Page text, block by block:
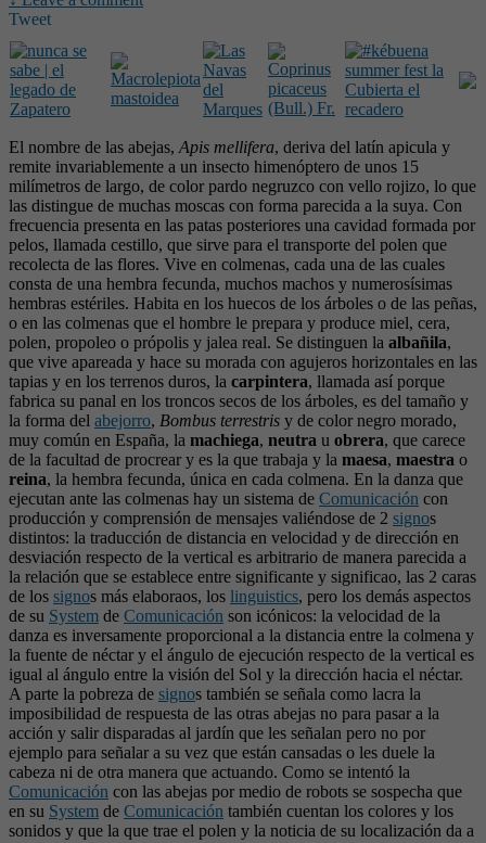
Tweet
El nombre de las abejas, Apis mellifera, deriva del latín apicula y
remite invariablemente a un insecto himenóptero de unos 15
milímetros de largo, de color pardo negruzco con vello rojizo, lo que
las distingue de muchas moscas con forma parecida a la suya. Con
frecuencia presenta en las patas posteriores una cavidad formada por
pelos, llamada cestillo, que sirve para el transporte del polen que
recolecta de las flores. Vive en colmenas, cada una de las cuales
consta de una hembra fecunda, muchos machos y numerosísimas
hembras estériles. Habita en los huecos de los árboles o de las peñas,
o en las colmenas que el hombre le prepara y produce miel, cera,
polen, propoleo o própolis y jalea real. Se distinguen la albañila,
que vive apareada y hace su morada con agujeros horizontales en las
tapias y en los terrenos duros, la carpintera, llamada así porque
fabrica su panal en los troncos secos de los árboles, es del tamaño y
la forma del abejorro, Bombus terrestris y de color negro morado,
muy común en España, la machiega, neutra u obrera, que carece
de la facultad de procrear y es la que trabaja y la maesa, maestra o
reina, la hembra fecunda, única en cada colmena. En la danza que
ejecutan ante las colmenas hay un sistema de Comunicación con
producción y comprensión de mensajes valiéndose de 2 signos
distintos: la traducción de distancia en velocidad y de dirección en
desviación respecto de la vertical es arbitrario de manera parecida a
la relación que se establece entre significante y significao, las 2 caras
de los signos más elaboraos, los linguistics, pero los demás aspectos
de su System de Comunicación son icónicos: la velocidad de la
danza es inversamente proporcional a la distancia entre la colmena y
la fuente de néctar y el ángulo de ejecución respecto de la vertical es
igual al ángulo entre la visión del Sol y la dirección hacia el néctar.
A parte la pobreza de signos también se señala como lacra la
imposibilidad de respuesta de las otras abejas no para pasar a la
acción y salir disparadas al jardín que les señalan pero no por
ejemplo para señalar a su vez que están cansadas o les duele la
cabeza ni de otra manera que actuando. Como se intentó la
Comunicación con las abejas por medio de robots se sospecha que
en su System de Comunicación también cuentan los colores y los
sonidos y que la que trae el polen y la noticia de su localización da a